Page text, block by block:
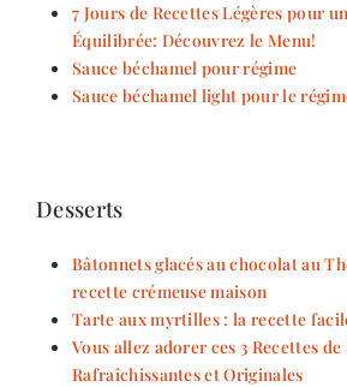
7 Jours de Recettes Légères pour
Équilibrée: Découvrez le Menu!
Sauce béchamel pour régime
Sauce béchamel light pour le
Desserts
Bâtonnets glacés au chocolat au
recette crémeuse maison
Tarte aux myrtilles : la recette
Vous allez adorer ces 3 Recettes
Rafraîchissantes et Originales